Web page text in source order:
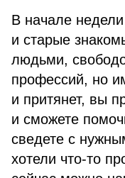
В начале
и старые
людьми,
профессий, но
и притянет, вы
и сможете
сведете с
хотели что-то